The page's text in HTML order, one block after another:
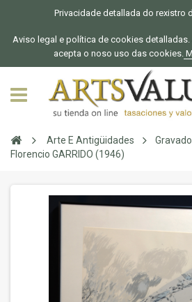
Privacidade detallada do rexistro
Aviso legal e política de cookies
acepta o noso uso das cookies.
Arte E Antigüidades
Florencio GARRIDO (1946)